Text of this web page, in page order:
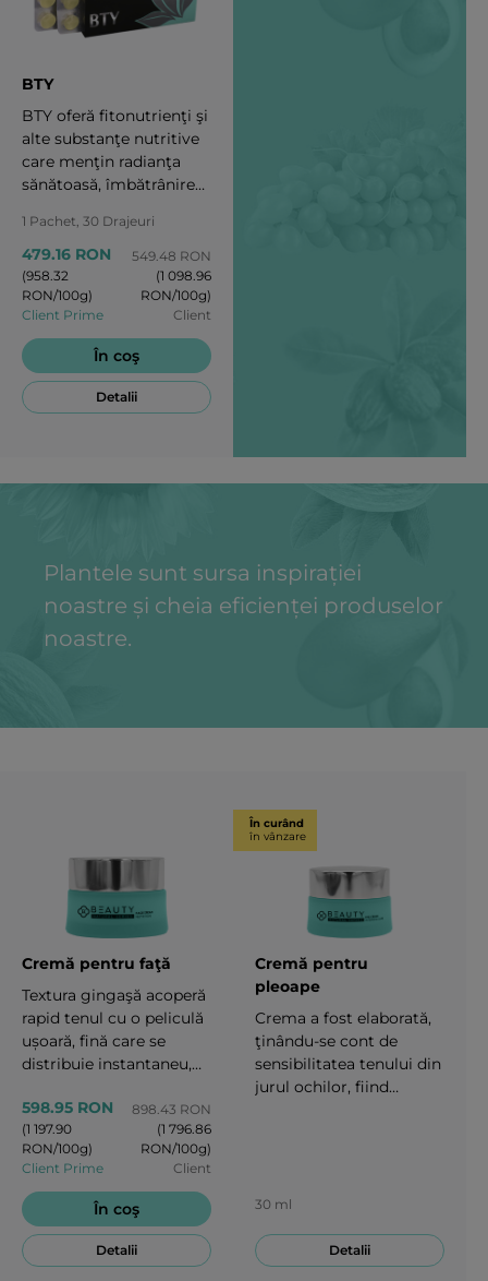
BTY
BTY oferă fitonutrienţi şi
alte substanţe nutritive
care menţin radianţa
sănătoasă, îmbătrânirea
atractivitatea intrinsecă.
1 Pachet, 30 Drajeuri
479.16 RON
(958.32
RON/100g)
Client Prime
549.48 RON
(1 098.96
RON/100g)
Client
În coş
Detalii
Plantele sunt sursa inspirației
noastre și cheia eficienței produselor
noastre.
Cremă pentru faţă
Textura gingaşă acoperă
rapid tenul cu o peliculă
ușoară, fină care se
distribuie instantaneu,
celulelor, conferă o
sclipire tenului, umple şi
creează un contur V-
form ideal al feţei. În
cazul aplicării regulate
asigură un efect rapid de
întinerire, acţionând
asupra celor trei factori
598.95 RON
(1 197.90
RON/100g)
Client Prime
898.43 RON
(1 796.86
RON/100g)
Client
În coş
Detalii
În curând
în vânzare
Cremă pentru
pleoape
Crema a fost elaborată,
ţinându-se cont de
sensibilitatea tenului din
jurul ochilor, fiind
ochilor şi combate, pe
de îmbătrânire.30 ml
30 ml
Detalii